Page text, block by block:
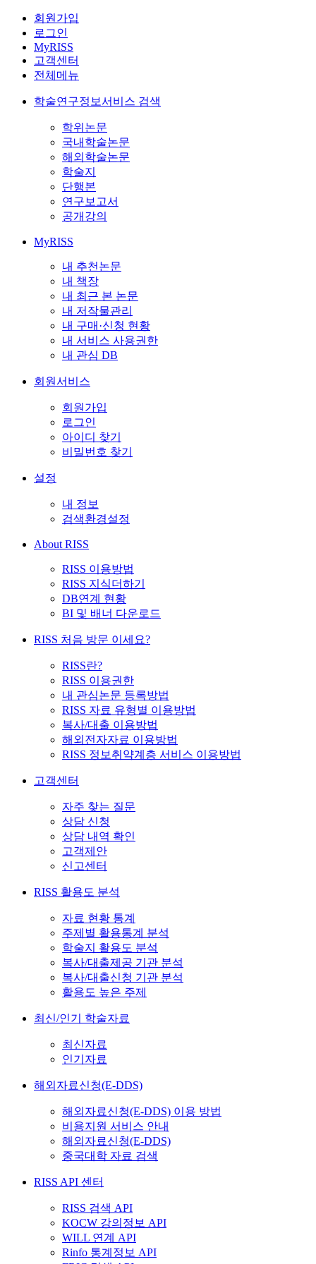
회원가입
로그인
MyRISS
고객센터
전체메뉴
학술연구정보서비스 검색
학위논문
국내학술논문
해외학술논문
학술지
단행본
연구보고서
공개강의
MyRISS
내 추천논문
내 책장
내 최근 본 논문
내 저작물관리
내 구매·신청 현황
내 서비스 사용권한
내 관심 DB
회원서비스
회원가입
로그인
아이디 찾기
비밀번호 찾기
설정
내 정보
검색환경설정
About RISS
RISS 이용방법
RISS 지식더하기
DB연계 현황
BI 및 배너 다운로드
RISS 처음 방문 이세요?
RISS란?
RISS 이용권한
내 관심논문 등록방법
RISS 자료 유형별 이용방법
복사/대출 이용방법
해외전자자료 이용방법
RISS 정보취약계층 서비스 이용방법
고객센터
자주 찾는 질문
상담 신청
상담 내역 확인
고객제안
신고센터
RISS 활용도 분석
자료 현황 통계
주제별 활용통계 분석
학술지 활용도 분석
복사/대출제공 기관 분석
복사/대출신청 기관 분석
활용도 높은 주제
최신/인기 학술자료
최신자료
인기자료
해외자료신청(E-DDS)
해외자료신청(E-DDS) 이용 방법
비용지원 서비스 안내
해외자료신청(E-DDS)
중국대학 자료 검색
RISS API 센터
RISS 검색 API
KOCW 강의정보 API
WILL 연계 API
Rinfo 통계정보 API